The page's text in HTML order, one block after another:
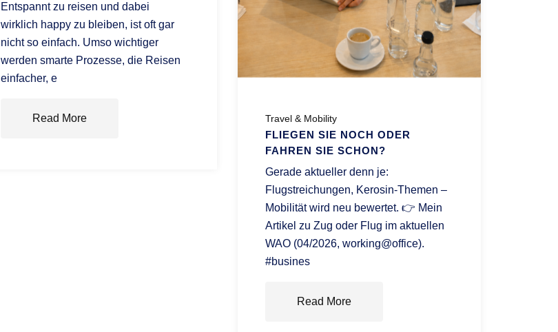
Entspannt zu reisen und dabei
wirklich happy zu bleiben, ist oft gar
nicht so einfach. Umso wichtiger
werden smarte Prozesse, die Reisen
einfacher, e
Read More Travel & Mobility
FLIEGEN SIE NOCH ODER
FAHREN SIE SCHON?
Gerade aktueller denn je:
Flugstreichungen, Kerosin-Themen –
Mobilität wird neu bewertet. 👉 Mein
Artikel zu Zug oder Flug im aktuellen
WAO (04/2026, working@office).
#busines
Read More